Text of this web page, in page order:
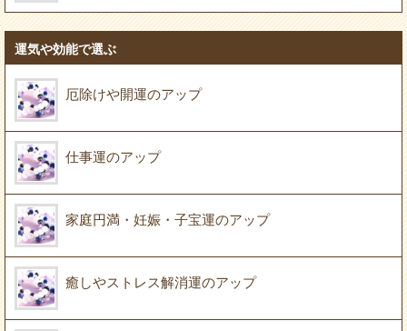
運気や効能で選ぶ
厄除けや開運のアップ
仕事運のアップ
家庭円満・妊娠・子宝運のアップ
癒しやストレス解消運のアップ